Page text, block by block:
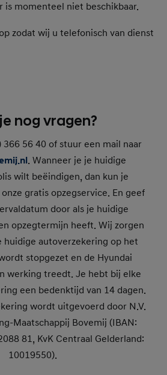
is momenteel niet beschikbaar.
zodat wij u telefonisch van dienst
nog vragen?
366 56 40 of stuur een mail naar
. Wanneer je je huidige
wilt beëindigen, dan kun je
gratis opzegservice. En geef
door als je huidige
opzegtermijn heeft. Wij zorgen
huidige autoverzekering op het
stopgezet en de Hyundai
werking treedt. Je hebt bij elke
een bedenktijd van 14 dagen.
wordt uitgevoerd door N.V.
Maatschappij Bovemij (IBAN:
81, KvK Centraal Gelderland:
10019550).